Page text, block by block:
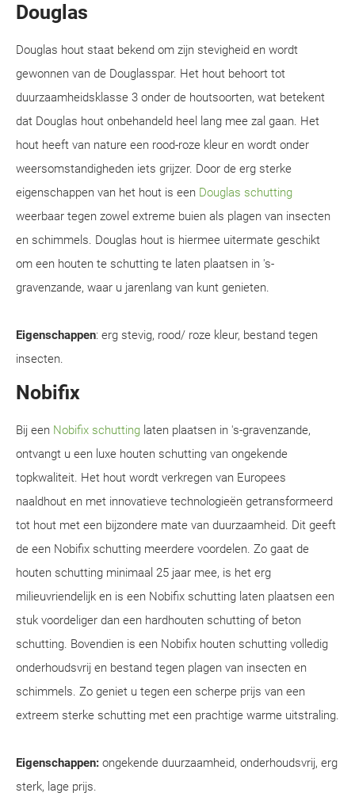
Douglas
Douglas hout staat bekend om zijn stevigheid en wordt
gewonnen van de Douglasspar. Het hout behoort tot
duurzaamheidsklasse 3 onder de houtsoorten, wat betekent
dat Douglas hout onbehandeld heel lang mee zal gaan. Het
hout heeft van nature een rood-roze kleur en wordt onder
weersomstandigheden iets grijzer. Door de erg sterke
eigenschappen van het hout is een Douglas schutting
weerbaar tegen zowel extreme buien als plagen van insecten
en schimmels. Douglas hout is hiermee uitermate geschikt
om een houten te schutting te laten plaatsen in 's-
gravenzande, waar u jarenlang van kunt genieten.
Eigenschappen: erg stevig, rood/ roze kleur, bestand tegen
insecten.
Nobifix
Bij een Nobifix schutting laten plaatsen in 's-gravenzande,
ontvangt u een luxe houten schutting van ongekende
topkwaliteit. Het hout wordt verkregen van Europees
naaldhout en met innovatieve technologieën getransformeerd
tot hout met een bijzondere mate van duurzaamheid. Dit geeft
de een Nobifix schutting meerdere voordelen. Zo gaat de
houten schutting minimaal 25 jaar mee, is het erg
milieuvriendelijk en is een Nobifix schutting laten plaatsen een
stuk voordeliger dan een hardhouten schutting of beton
schutting. Bovendien is een Nobifix houten schutting volledig
onderhoudsvrij en bestand tegen plagen van insecten en
schimmels. Zo geniet u tegen een scherpe prijs van een
extreem sterke schutting met een prachtige warme uitstraling.
Eigenschappen: ongekende duurzaamheid, onderhoudsvrij, erg
sterk, lage prijs.